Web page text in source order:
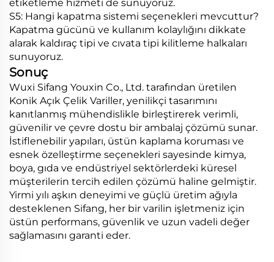
etiketleme hizmeti de sunuyoruz.
S5: Hangi kapatma sistemi seçenekleri mevcuttur?
Kapatma gücünü ve kullanım kolaylığını dikkate
alarak kaldıraç tipi ve cıvata tipi kilitleme halkaları
sunuyoruz.
Sonuç
Wuxi Sifang Youxin Co., Ltd. tarafından üretilen
Konik Açık Çelik Variller, yenilikçi tasarımını
kanıtlanmış mühendislikle birleştirerek verimli,
güvenilir ve çevre dostu bir ambalaj çözümü sunar.
İstiflenebilir yapıları, üstün kaplama koruması ve
esnek özelleştirme seçenekleri sayesinde kimya,
boya, gıda ve endüstriyel sektörlerdeki küresel
müşterilerin tercih edilen çözümü haline gelmiştir.
Yirmi yılı aşkın deneyimi ve güçlü üretim ağıyla
desteklenen Sifang, her bir varilin işletmeniz için
üstün performans, güvenlik ve uzun vadeli değer
sağlamasını garanti eder.